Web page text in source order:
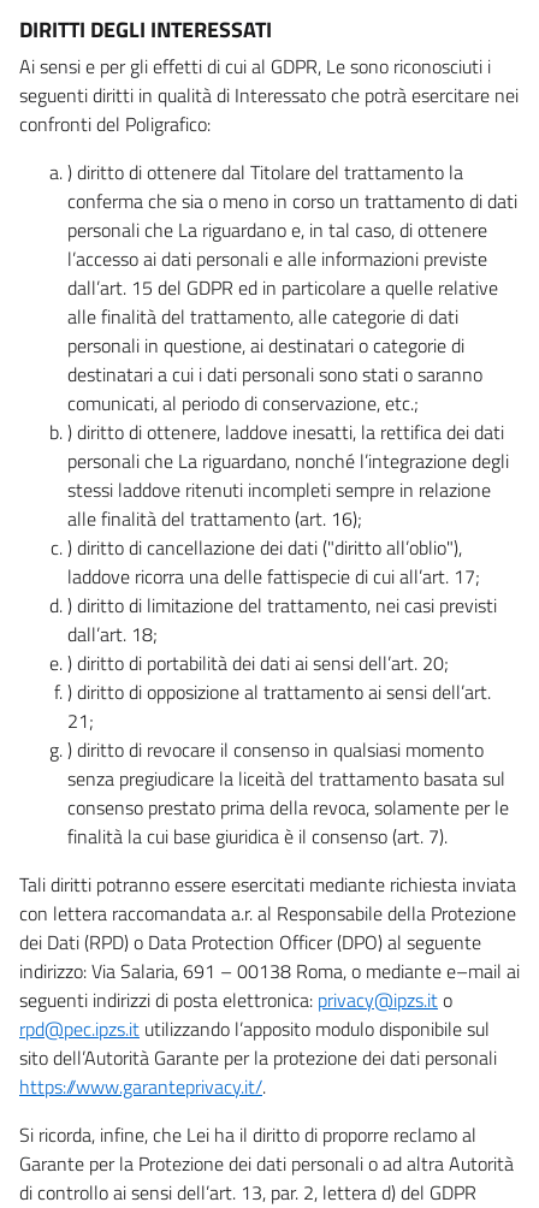
DIRITTI DEGLI INTERESSATI
Ai sensi e per gli effetti di cui al GDPR, Le sono riconosciuti i
seguenti diritti in qualità di Interessato che potrà esercitare nei
confronti del Poligrafico:
) diritto di ottenere dal Titolare del trattamento la
conferma che sia o meno in corso un trattamento di dati
personali che La riguardano e, in tal caso, di ottenere
l’accesso ai dati personali e alle informazioni previste
dall’art. 15 del GDPR ed in particolare a quelle relative
alle finalità del trattamento, alle categorie di dati
personali in questione, ai destinatari o categorie di
destinatari a cui i dati personali sono stati o saranno
comunicati, al periodo di conservazione, etc.;
) diritto di ottenere, laddove inesatti, la rettifica dei dati
personali che La riguardano, nonché l’integrazione degli
stessi laddove ritenuti incompleti sempre in relazione
alle finalità del trattamento (art. 16);
) diritto di cancellazione dei dati ("diritto all’oblio"),
laddove ricorra una delle fattispecie di cui all’art. 17;
) diritto di limitazione del trattamento, nei casi previsti
dall’art. 18;
) diritto di portabilità dei dati ai sensi dell’art. 20;
) diritto di opposizione al trattamento ai sensi dell’art.
21;
) diritto di revocare il consenso in qualsiasi momento
senza pregiudicare la liceità del trattamento basata sul
consenso prestato prima della revoca, solamente per le
finalità la cui base giuridica è il consenso (art. 7).
Tali diritti potranno essere esercitati mediante richiesta inviata
con lettera raccomandata a.r. al Responsabile della Protezione
dei Dati (RPD) o Data Protection Officer (DPO) al seguente
indirizzo: Via Salaria, 691 – 00138 Roma, o mediante e–mail ai
seguenti indirizzi di posta elettronica: privacy@ipzs.ito
rpd@pec.ipzs.it utilizzando l’apposito modulo disponibile sul
sito dell’Autorità Garante per la protezione dei dati personali
https://www.garanteprivacy.it/.
Si ricorda, infine, che Lei ha il diritto di proporre reclamo al
Garante per la Protezione dei dati personali o ad altra Autorità
di controllo ai sensi dell’art. 13, par. 2, lettera d) del GDPR